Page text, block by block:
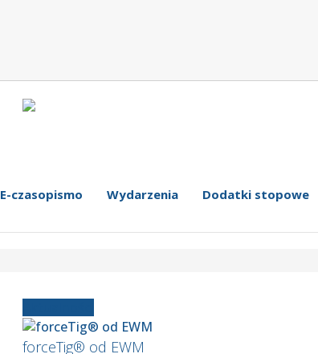
E-czasopismo Wydarzenia Dodatki stopowe
forceTig® od EWM